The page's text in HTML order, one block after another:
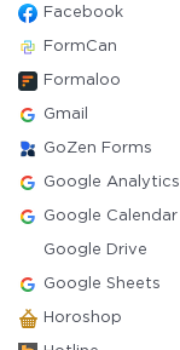
Facebook
FormCan
Formaloo
Gmail
GoZen Forms
Google Analytics
Google Calendar
Google Drive
Google Sheets
Horoshop